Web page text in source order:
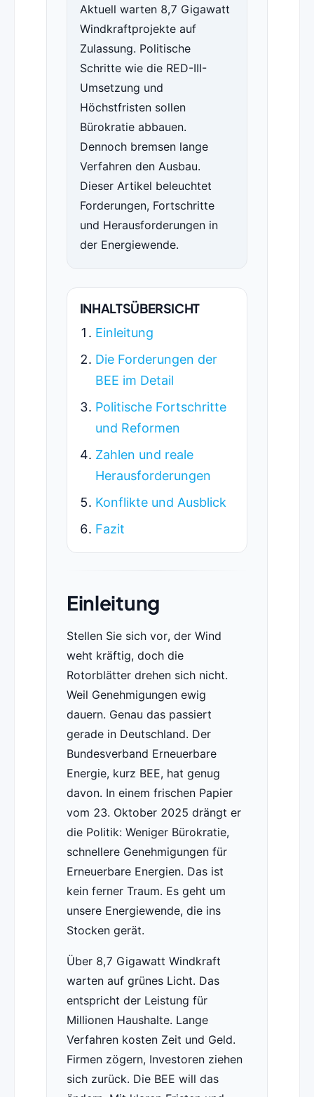
Aktuell warten 8,7 Gigawatt
Windkraftprojekte auf
Zulassung. Politische
Schritte wie die RED-III-
Umsetzung und
Höchstfristen sollen
Bürokratie abbauen.
Dennoch bremsen lange
Verfahren den Ausbau.
Dieser Artikel beleuchtet
Forderungen, Fortschritte
und Herausforderungen in
der Energiewende.
INHALTSÜBERSICHT
Einleitung
Die Forderungen der
BEE im Detail
Politische Fortschritte
und Reformen
Zahlen und reale
Herausforderungen
Konflikte und Ausblick
Fazit
Einleitung
Stellen Sie sich vor, der Wind
weht kräftig, doch die
Rotorblätter drehen sich nicht.
Weil Genehmigungen ewig
dauern. Genau das passiert
gerade in Deutschland. Der
Bundesverband Erneuerbare
Energie, kurz BEE, hat genug
davon. In einem frischen Papier
vom 23. Oktober 2025 drängt er
die Politik: Weniger Bürokratie,
schnellere Genehmigungen für
Erneuerbare Energien. Das ist
kein ferner Traum. Es geht um
unsere Energiewende, die ins
Stocken gerät.
Über 8,7 Gigawatt Windkraft
warten auf grünes Licht. Das
entspricht der Leistung für
Millionen Haushalte. Lange
Verfahren kosten Zeit und Geld.
Firmen zögern, Investoren ziehen
sich zurück. Die BEE will das